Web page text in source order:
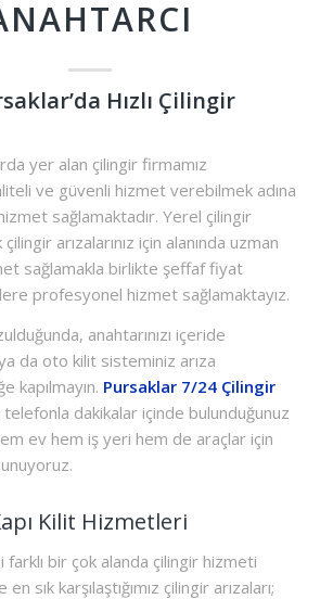
Hızlı Çilingir
yer alan çilingir firmamız
ve güvenli hizmet verebilmek adına
sağlamaktadır. Yerel çilingir
arızalarınız için alanında uzman
sağlamakla birlikte şeffaf fiyat
profesyonel hizmet sağlamaktayız.
anahtarınızı içeride
da oto kilit sisteminiz arıza
kapılmayın. Pursaklar 7/24 Çilingir
dakikalar içinde bulunduğunuz
ev hem iş yeri hem de araçlar için
Kilit Hizmetleri
farklı bir çok alanda çilingir hizmeti
sık karşılaştığımız çilingir arızaları;